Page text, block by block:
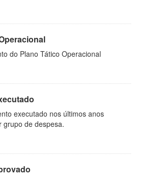
do Plano Tático Operacional
executado nos últimos anos
grupo de despesa.